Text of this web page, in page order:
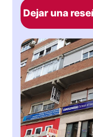
Dejar una